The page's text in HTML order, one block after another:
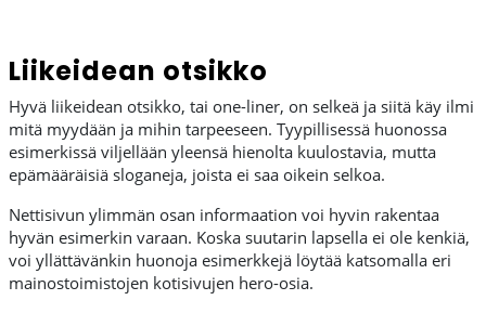
Liikeidean otsikko
Hyvä liikeidean otsikko, tai one-liner, on selkeä ja siitä käy ilmi
mitä myydään ja mihin tarpeeseen. Tyypillisessä huonossa
esimerkissä viljellään yleensä hienolta kuulostavia, mutta
epämääräisiä sloganeja, joista ei saa oikein selkoa.
Nettisivun ylimmän osan informaation voi hyvin rakentaa
hyvän esimerkin varaan. Koska suutarin lapsella ei ole kenkiä,
voi yllättävänkin huonoja esimerkkejä löytää katsomalla eri
mainostoimistojen kotisivujen hero-osia.